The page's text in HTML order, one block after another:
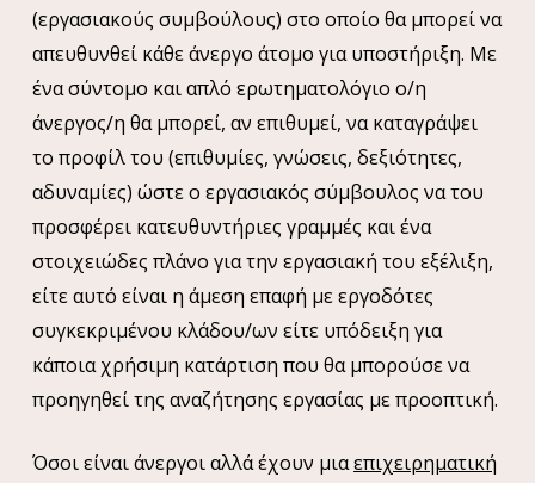
(εργασιακούς συμβούλους) στο οποίο θα μπορεί να
απευθυνθεί κάθε άνεργο άτομο για υποστήριξη. Με
ένα σύντομο και απλό ερωτηματολόγιο ο/η
άνεργος/η θα μπορεί, αν επιθυμεί, να καταγράψει
το προφίλ του (επιθυμίες, γνώσεις, δεξιότητες,
αδυναμίες) ώστε ο εργασιακός σύμβουλος να του
προσφέρει κατευθυντήριες γραμμές και ένα
στοιχειώδες πλάνο για την εργασιακή του εξέλιξη,
είτε αυτό είναι η άμεση επαφή με εργοδότες
συγκεκριμένου κλάδου/ων είτε υπόδειξη για
κάποια χρήσιμη κατάρτιση που θα μπορούσε να
προηγηθεί της αναζήτησης εργασίας με προοπτική.
Όσοι είναι άνεργοι αλλά έχουν μιαεπιχειρηματική